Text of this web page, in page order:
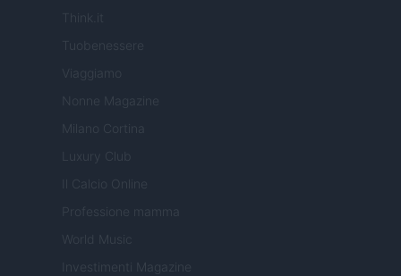
Think.it
Tuobenessere
Viaggiamo
Nonne Magazine
Milano Cortina
Luxury Club
Il Calcio Online
Professione mamma
World Music
Investimenti Magazine